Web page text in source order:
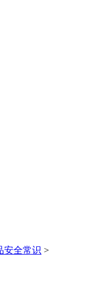
安全常识 >